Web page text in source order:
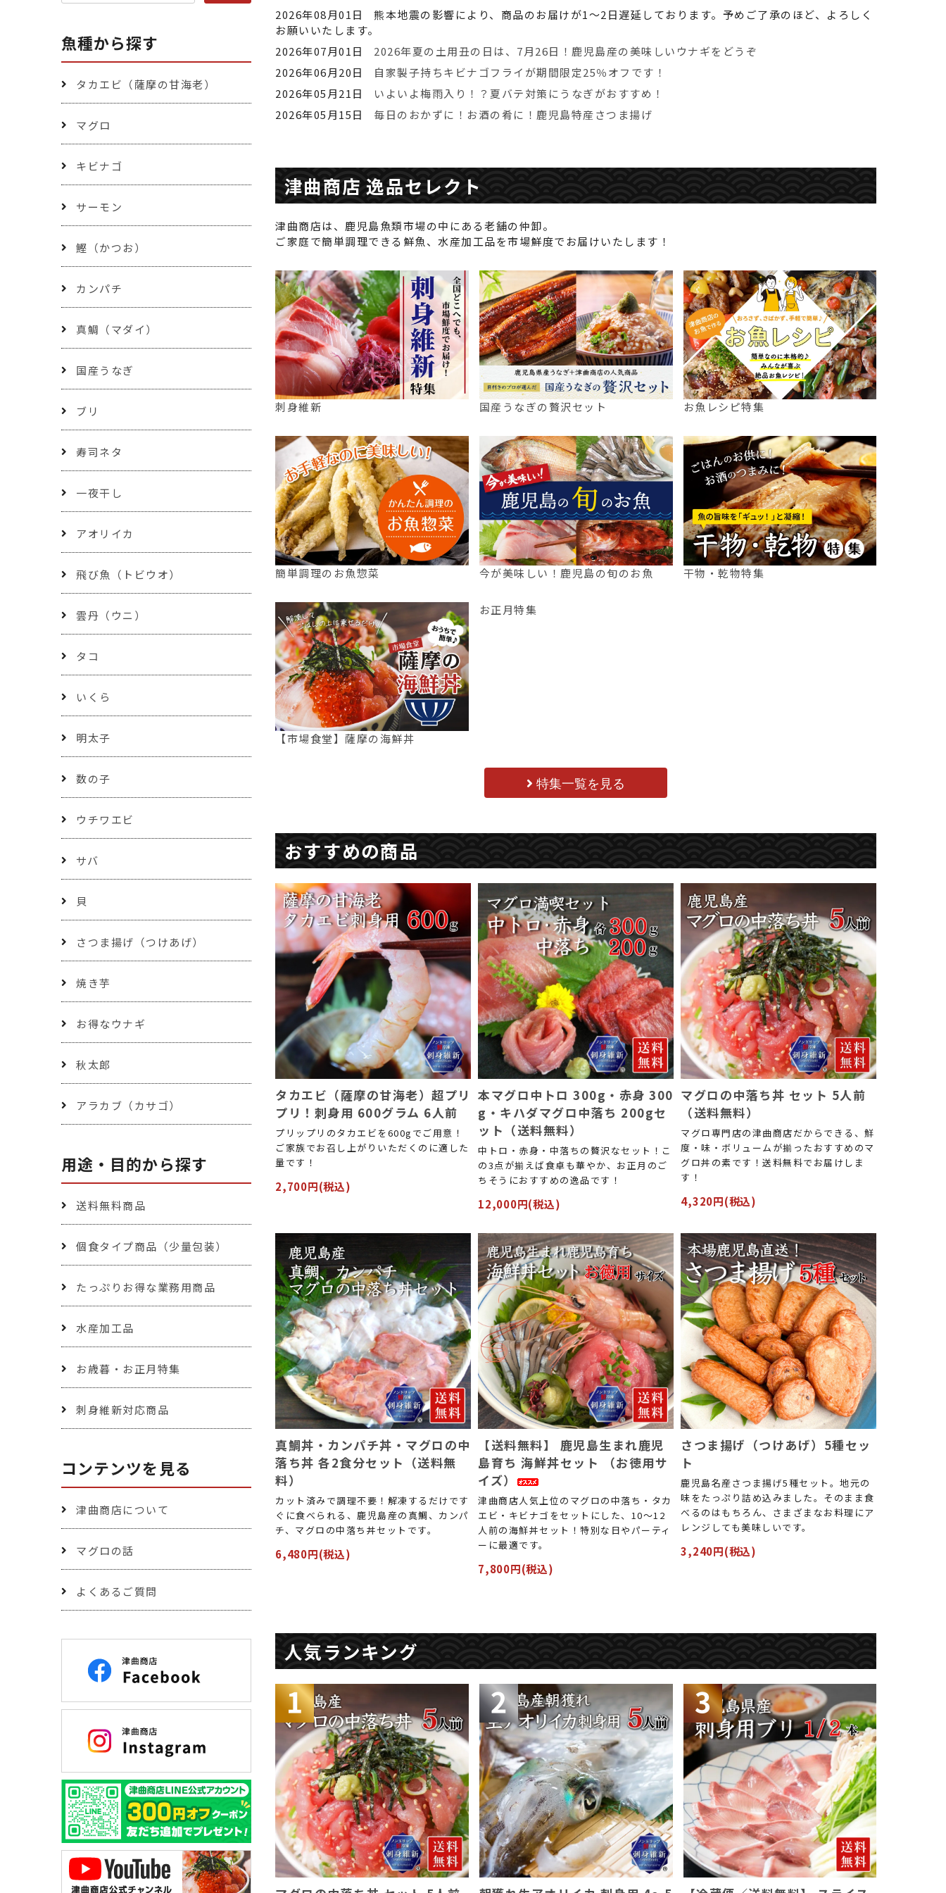
2026年08月01日
熊本地震の影響により、商品のお届けが1～2日遅延しております。予めご了承のほど、よろしく
お願いいたします。
2026年07月01日
2026年夏の土用丑の日は、7月26日！鹿児島産の美味しいウナギをどうぞ
2026年06月20日
自家製子持ちキビナゴフライが期間限定25％オフです！
2026年05月21日
いよいよ梅雨入り！？夏バテ対策にうなぎがおすすめ！
2026年05月15日
毎日のおかずに！お酒の肴に！鹿児島特産さつま揚げ
津曲商店 逸品セレクト
津曲商店は、鹿児島魚類市場の中にある老舗の仲卸。
ご家庭で簡単調理できる鮮魚、水産加工品を市場鮮度でお届けいたします！
刺身維新 国産うなぎの贅沢セット お魚レシピ特集
簡単調理のお魚惣菜 今が美味しい！鹿児島の旬のお魚 干物・乾物特集
【市場食堂】薩摩の海鮮丼
お正月特集
特集一覧を見る
おすすめの商品
タカエビ（薩摩の甘海老）超プリ
プリ！刺身用 600グラム 6人前
プリップリのタカエビを600gでご用意！
ご家族でお召し上がりいただくのに適した
量です！
2,700円(税込)
本マグロ中トロ 300g・赤身 300
g・キハダマグロ中落ち 200gセ
ット（送料無料）
中トロ・赤身・中落ちの贅沢なセット！こ
の3点が揃えば食卓も華やか、お正月のご
ちそうにおすすめの逸品です！
12,000円(税込)
マグロの中落ち丼 セット 5人前
（送料無料）
マグロ専門店の津曲商店だからできる、鮮
度・味・ボリュームが揃ったおすすめのマ
グロ丼の素です！送料無料でお届けしま
す！
4,320円(税込)
真鯛丼・カンパチ丼・マグロの中
落ち丼 各2食分セット（送料無
料）
カット済みで調理不要！解凍するだけです
ぐに食べられる、鹿児島産の真鯛、カンパ
チ、マグロの中落ち丼セットです。
6,480円(税込)
【送料無料】 鹿児島生まれ鹿児
島育ち 海鮮丼セット （お徳用サ
イズ）
津曲商店人気上位のマグロの中落ち・タカ
エビ・キビナゴをセットにした、10～12
人前の海鮮丼セット！特別な日やパーティ
ーに最適です。
7,800円(税込)
さつま揚げ（つけあげ）5種セッ
ト
鹿児島名産さつま揚げ5種セット。地元の
味をたっぷり詰め込みました。そのまま食
べるのはもちろん、さまざまなお料理にア
レンジしても美味しいです。
3,240円(税込)
人気ランキング
魚種から探す
タカエビ（薩摩の甘海老）
マグロ
キビナゴ
サーモン
鰹（かつお）
カンパチ
真鯛（マダイ）
国産うなぎ
ブリ
寿司ネタ
一夜干し
アオリイカ
飛び魚（トビウオ）
雲丹（ウニ）
タコ
いくら
明太子
数の子
ウチワエビ
サバ
貝
さつま揚げ（つけあげ）
焼き芋
お得なウナギ
秋太郎
アラカブ（カサゴ）
用途・目的から探す
送料無料商品
個食タイプ商品（少量包装）
たっぷりお得な業務用商品
水産加工品
お歳暮・お正月特集
刺身維新対応商品
コンテンツを見る
津曲商店について
マグロの話
よくあるご質問